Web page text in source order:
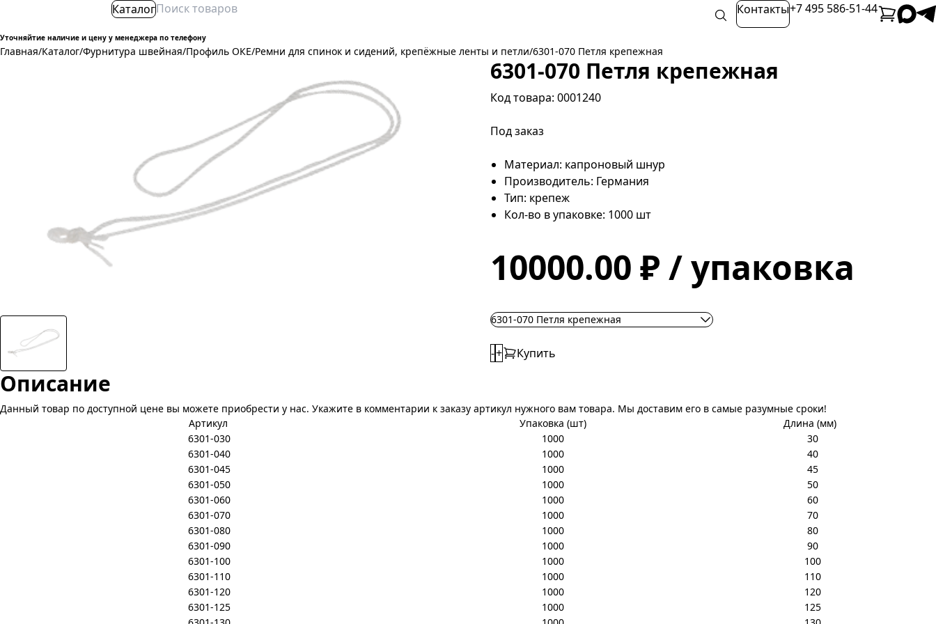
Каталог Контакты+7 495 586-51-44
Уточняйтие наличие и цену у менеджера по телефону
Главная/Каталог/Фурнитура швейная/Профиль ОКЕ/Ремни для спинок и сидений, крепёжные ленты и петли/6301-070 Петля крепежная
6301-070 Петля крепежная
Код товара: 0001240
Под заказ
Материал: капроновый шнур
Производитель: Германия
Тип: крепеж
Кол-во в упаковке: 1000 шт
10000.00 ₽ / упаковка
6301-070 Петля крепежная
-+ Купить
Описание
Данный товар по доступной цене вы можете приобрести у нас. Укажите в комментарии к заказу артикул нужного вам товара. Мы доставим его в самые разумные сроки!
Артикул
Упаковка (шт)
Длина (мм)
6301-030
1000
30
6301-040
1000
40
6301-045
1000
45
6301-050
1000
50
6301-060
1000
60
6301-070
1000
70
6301-080
1000
80
6301-090
1000
90
6301-100
1000
100
6301-110
1000
110
6301-120
1000
120
6301-125
1000
125